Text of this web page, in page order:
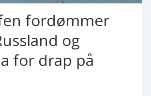
fordømmer
og
for drap på